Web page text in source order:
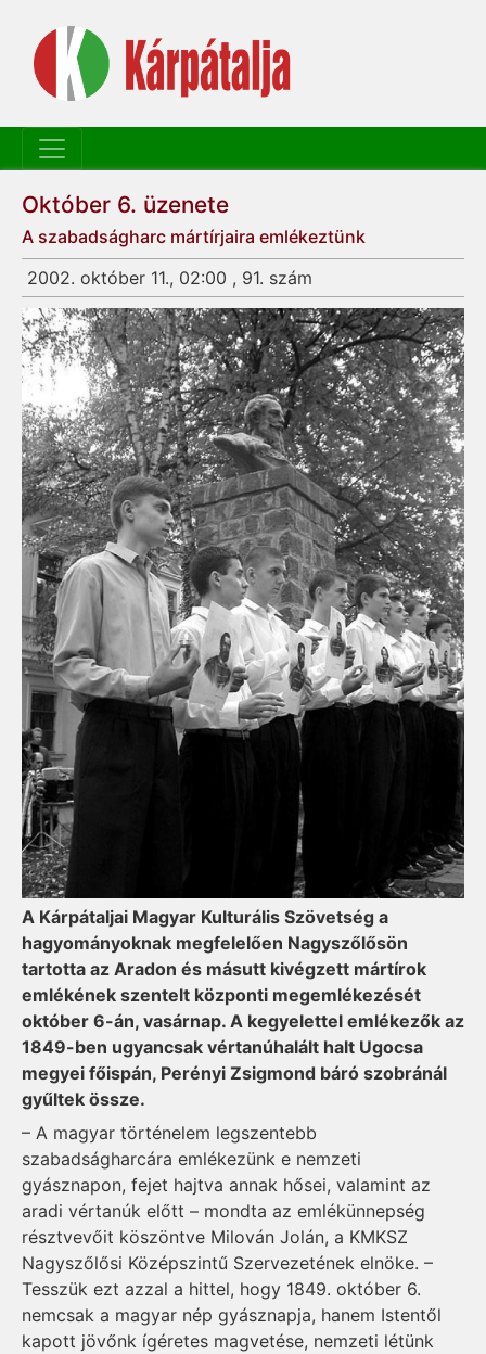
Október 6. üzenete
A szabadságharc mártírjaira emlékeztünk
2002. október 11., 02:00 , 91. szám
A Kárpátaljai Magyar Kulturális Szövetség a
hagyományoknak megfelelően Nagyszőlősön
tartotta az Aradon és másutt kivégzett mártírok
emlékének szentelt központi megemlékezését
október 6-án, vasárnap. A kegyelettel emlékezők az
1849-ben ugyancsak vértanúhalált halt Ugocsa
megyei főispán, Perényi Zsigmond báró szobránál
gyűltek össze.
– A magyar történelem legszentebb
szabadságharcára emlékezünk e nemzeti
gyásznapon, fejet hajtva annak hősei, valamint az
aradi vértanúk előtt – mondta az emlékünnepség
résztvevőit köszöntve Milován Jolán, a KMKSZ
Nagyszőlősi Középszintű Szervezetének elnöke. –
Tesszük ezt azzal a hittel, hogy 1849. október 6.
nemcsak a magyar nép gyásznapja, hanem Istentől
kapott jövőnk ígéretes magvetése, nemzeti létünk